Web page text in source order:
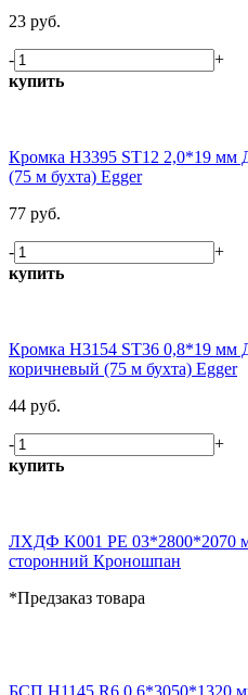
23 руб.
-
+
купить
Кромка H3395 ST12 2,0*19 мм
(75 м бухта) Egger
77 руб.
-
+
купить
Кромка H3154 ST36 0,8*19 мм
коричневый (75 м бухта) Egger
44 руб.
-
+
купить
ЛХДФ K001 PE 03*2800*2070
сторонний Кроношпан
*Предзаказ товара